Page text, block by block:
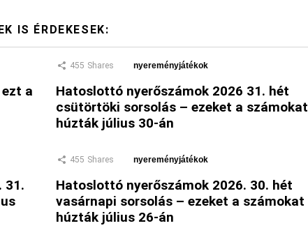
IS ÉRDEKESEK:
a
455 Shares nyereményjátékok
Hatoslottó nyerőszámok 2026 31. hét
csütörtöki sorsolás – ezeket a számokat
húzták július 30-án
31.
455 Shares nyereményjátékok
Hatoslottó nyerőszámok 2026. 30. hét
vasárnapi sorsolás – ezeket a számokat
húzták július 26-án